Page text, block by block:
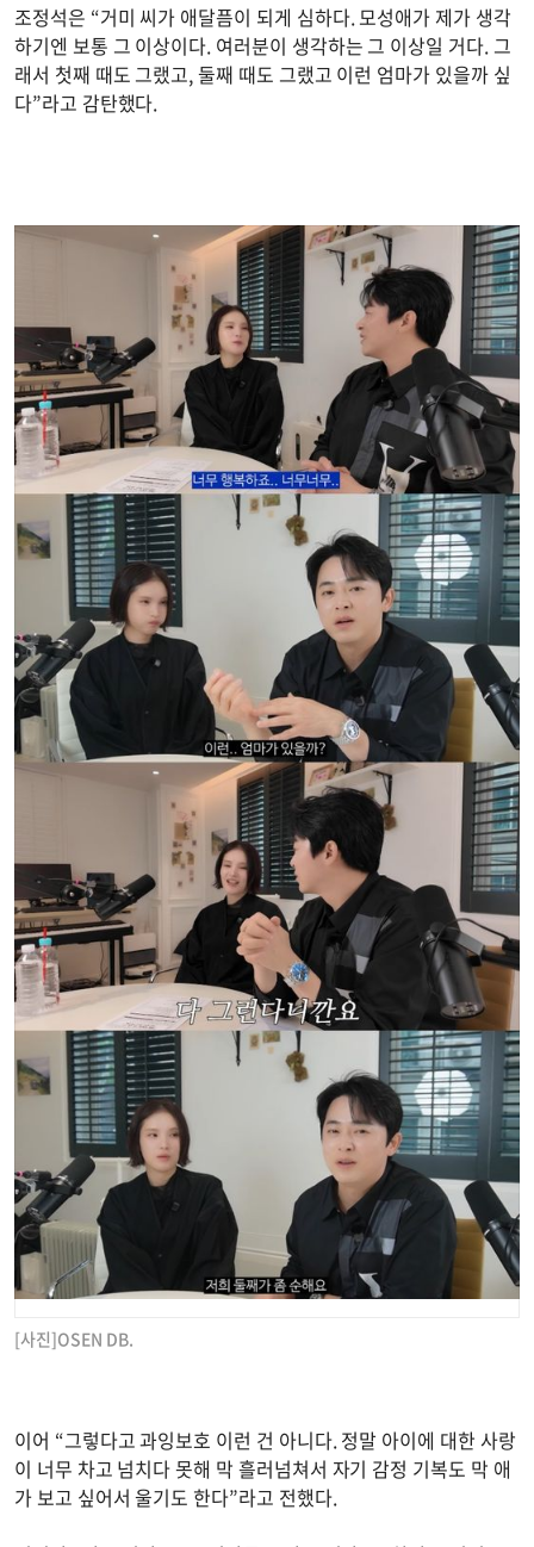
조정석은 “거미 씨가 애달픔이 되게 심하다. 모성애가 제가 생각
하기엔 보통 그 이상이다. 여러분이 생각하는 그 이상일 거다. 그
래서 첫째 때도 그랬고, 둘째 때도 그랬고 이런 엄마가 있을까 싶
다”라고 감탄했다.
[사진]OSEN DB.
이어 “그렇다고 과잉보호 이런 건 아니다. 정말 아이에 대한 사랑
이 너무 차고 넘치다 못해 막 흘러넘쳐서 자기 감정 기복도 막 애
가 보고 싶어서 울기도 한다”라고 전했다.